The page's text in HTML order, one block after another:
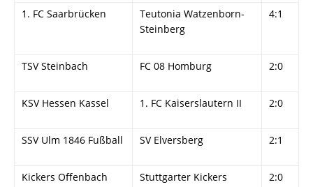
1. FC Saarbrücken
Teutonia Watzenborn-
Steinberg
4:1
TSV Steinbach FC 08 Homburg 2:0
KSV Hessen Kassel 1. FC Kaiserslautern II 2:0
SSV Ulm 1846 Fußball SV Elversberg 2:1
Kickers Offenbach Stuttgarter Kickers 2:0